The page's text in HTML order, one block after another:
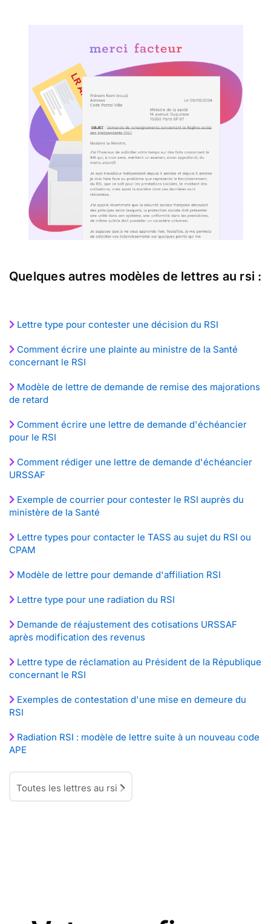
Quelques autres modèles de lettres au rsi :
Lettre type pour contester une décision du RSI
Comment écrire une plainte au ministre de la Santé
concernant le RSI
Modèle de lettre de demande de remise des majorations
de retard
Comment écrire une lettre de demande d'échéancier
pour le RSI
Comment rédiger une lettre de demande d'échéancier
URSSAF
Exemple de courrier pour contester le RSI auprès du
ministère de la Santé
Lettre types pour contacter le TASS au sujet du RSI ou
CPAM
Modèle de lettre pour demande d'affiliation RSI
Lettre type pour une radiation du RSI
Demande de réajustement des cotisations URSSAF
après modification des revenus
Lettre type de réclamation au Président de la République
concernant le RSI
Exemples de contestation d'une mise en demeure du
RSI
Radiation RSI : modèle de lettre suite à un nouveau code
APE
Toutes les lettres au rsi